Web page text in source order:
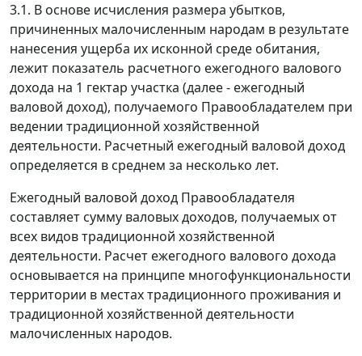
3.1. В основе исчисления размера убытков,
причиненных малочисленным народам в результате
нанесения ущерба их исконной среде обитания,
лежит показатель расчетного ежегодного валового
дохода на 1 гектар участка (далее - ежегодный
валовой доход), получаемого Правообладателем при
ведении традиционной хозяйственной
деятельности. Расчетный ежегодный валовой доход
определяется в среднем за несколько лет.
Ежегодный валовой доход Правообладателя
составляет сумму валовых доходов, получаемых от
всех видов традиционной хозяйственной
деятельности. Расчет ежегодного валового дохода
основывается на принципе многофункциональности
территории в местах традиционного проживания и
традиционной хозяйственной деятельности
малочисленных народов.